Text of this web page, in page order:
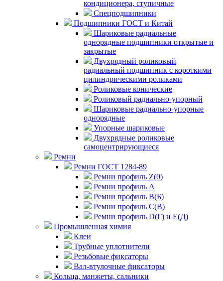
кондиционера, ступичные
Спецподшипники
Подшипники ГОСТ и Китай
Шариковые радиальные
однорядные подшипники открытые и
закрытые
Двухрядный роликовый
радиальный подшипник с короткими
цилиндрическими роликами
Роликовые конические
Роликовый радиально-упорный
Шариковые радиально-упорные
однорядные
Упорные шариковые
Двухрядные роликовые
самоцентрирующиеся
Ремни
Ремни ГОСТ 1284-89
Ремни профиль Z(0)
Ремни профиль А
Ремни профиль В(Б)
Ремни профиль С(В)
Ремни профиль D(Г) и E(Д)
Промышленная химия
Клеи
Трубные уплотнители
Резьбовые фиксаторы
Вал-втулочные фиксаторы
Кольца, манжеты, сальники